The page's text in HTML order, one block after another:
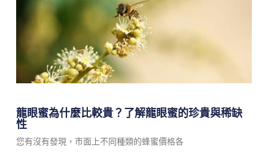
龍眼蜜為什麼比較貴？了解龍眼蜜的珍貴與稀缺
性
您有沒有發現，市面上不同種類的蜂蜜價格各